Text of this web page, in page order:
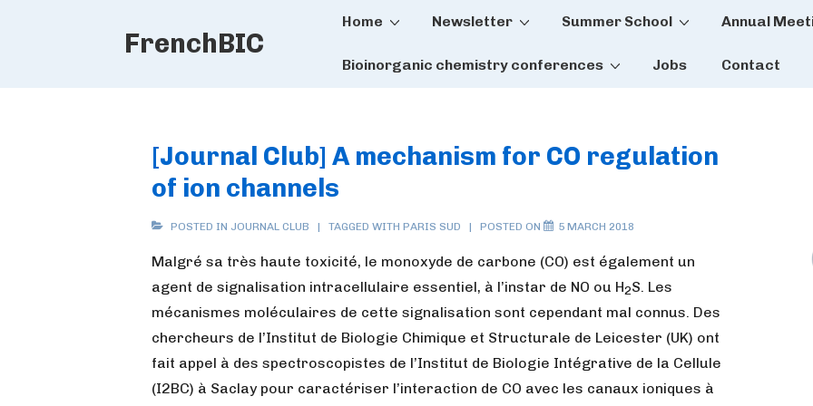
FrenchBIC
Main
Home Newsletter Summer School Annual
Bioinorganic chemistry conferences Jobs Contact
[Journal Club] A mechanism for CO regulation
of ion channels
POSTED IN JOURNAL CLUB TAGGED WITH PARIS SUD POSTED ON 5 MARCH 2018
Malgré sa très haute toxicité, le monoxyde de carbone (CO) est également un
agent de signalisation intracellulaire essentiel, à l’instar de NO ou H2S. Les
mécanismes moléculaires de cette signalisation sont cependant mal connus. Des
chercheurs de l’Institut de Biologie Chimique et Structurale de Leicester (UK) ont
fait appel à des spectroscopistes de l’Institut de Biologie Intégrative de la Cellule
(I2BC) à Saclay pour caractériser l’interaction de CO avec les canaux ioniques à